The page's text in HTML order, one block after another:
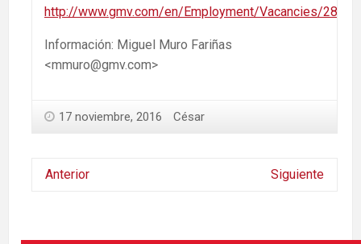
http://www.gmv.com/en/Employment/Vacancies/
Información: Miguel Muro Fariñas
<mmuro@gmv.com>
17 noviembre, 2016 César
Anterior Siguiente